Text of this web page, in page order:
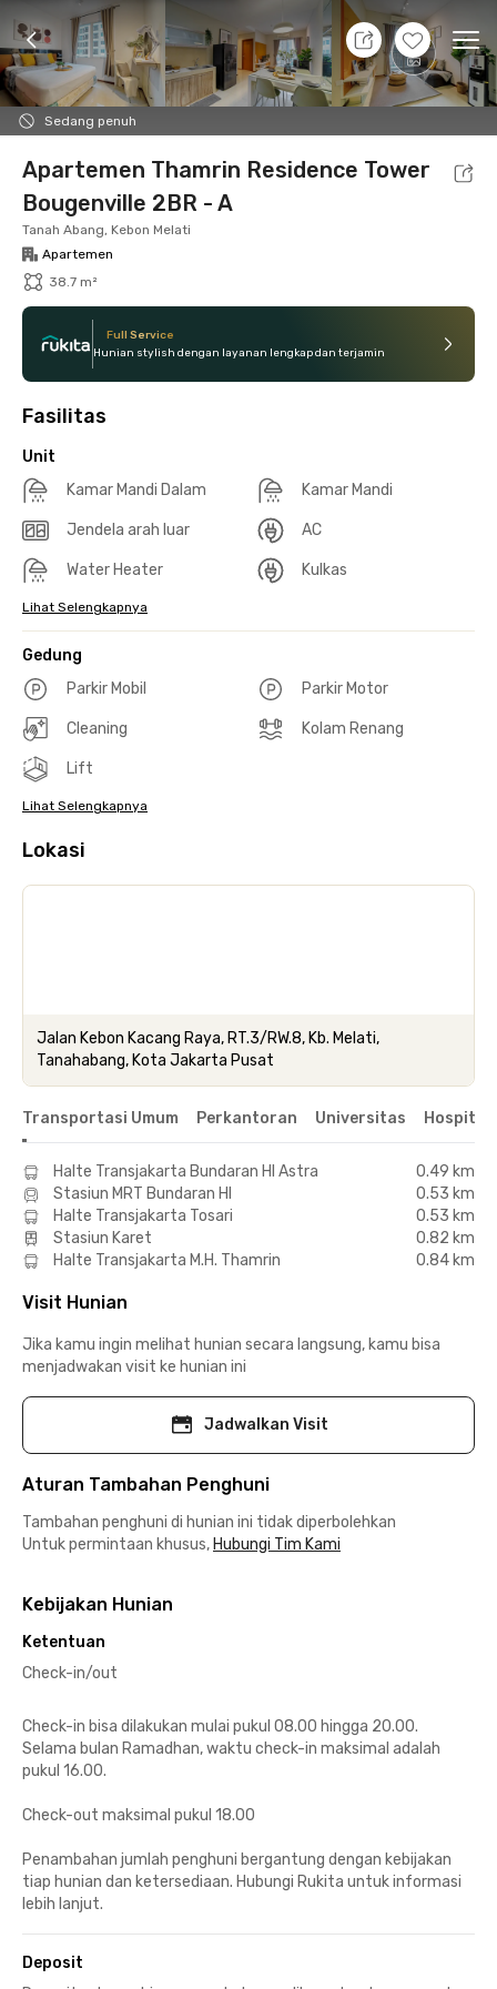
+12
Sedang penuh
10 Agt 26 - Belum tahu
Foto Fasilitas bersama Lokasi Aturan
Apartemen Thamrin Residence Tower
Bougenville 2BR - A
Tanah Abang, Kebon Melati
Apartemen
38.7 m²
Full Service
Hunian stylish dengan layanan lengkap dan terjamin
Fasilitas
Unit
Kamar Mandi Dalam
Kamar Mandi
Jendela arah luar AC
Water Heater Kulkas
Lihat Selengkapnya
Gedung
Parkir Mobil
Parkir Motor
Cleaning Kolam Renang
Lift
Lihat Selengkapnya
Lokasi
Jalan Kebon Kacang Raya, RT.3/RW.8, Kb. Melati,
Tanahabang, Kota Jakarta Pusat
Transportasi Umum Perkantoran Universitas Hospital
Halte Transjakarta Bundaran HI Astra
0.49 km
Stasiun MRT Bundaran HI
0.53 km
Halte Transjakarta Tosari
0.53 km
Stasiun Karet
0.82 km
Halte Transjakarta M.H. Thamrin
0.84 km
Visit Hunian
Jika kamu ingin melihat hunian secara langsung, kamu bisa
menjadwakan visit ke hunian ini
Jadwalkan Visit
Aturan Tambahan Penghuni
Tambahan penghuni di hunian ini tidak diperbolehkan
Untuk permintaan khusus, Hubungi Tim Kami
Kebijakan Hunian
Ketentuan
Check-in/out
Check-in bisa dilakukan mulai pukul 08.00 hingga 20.00.
Selama bulan Ramadhan, waktu check-in maksimal adalah
pukul 16.00.
Check-out maksimal pukul 18.00
Penambahan jumlah penghuni bergantung dengan kebijakan
tiap hunian dan ketersediaan. Hubungi Rukita untuk informasi
lebih lanjut.
Deposit